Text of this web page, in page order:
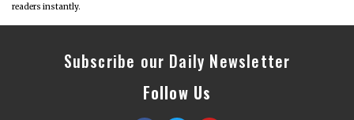
readers instantly.
Subscribe our Daily Newsletter
Follow Us